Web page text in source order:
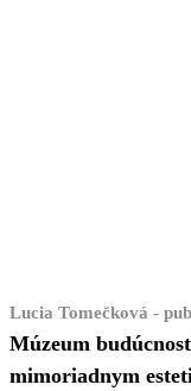
Lucia Tomečková -
Múzeum
mimoriadnym